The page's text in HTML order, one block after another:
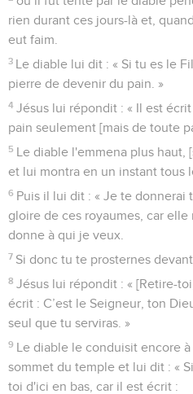
rien durant ces jours-là et,
eut faim.
3 Le diable lui dit : « Si tu es le
pierre de devenir du pain. »
4 Jésus lui répondit : « Il est
pain seulement [mais de toute
5 Le diable l'emmena plus haut,
et lui montra en un instant tous
6 Puis il lui dit : « Je te donnerai
gloire de ces royaumes, car
donne à qui je veux.
7 Si donc tu te prosternes
8 Jésus lui répondit : « [Retire-
écrit : C’est le Seigneur, ton
seul que tu serviras. »
9 Le diable le conduisit encore
sommet du temple et lui dit : «
toi d'ici en bas, car il est écrit :